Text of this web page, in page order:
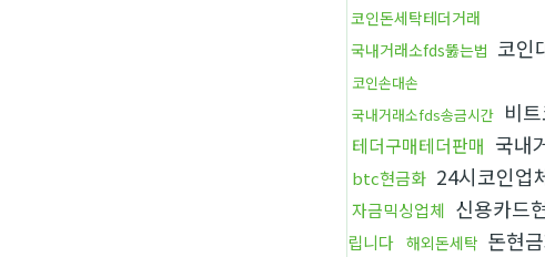
코인돈세탁테더거래
국내거래소fds뚫는법 코인
코인손대손
국내거래소fds송금시간 비
테더구매테더판매 국내
btc현금화 24시코인업
자금믹싱업체 신용카드
립니다 해외돈세탁 돈현